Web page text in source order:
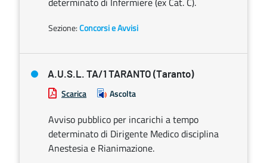
Sezione:Concorsi e Avvisi
A.U.S.L. TA/1 TARANTO (Taranto)
Scarica Ascolta
Avviso pubblico per incarichi a tempo
determinato di Dirigente Medico disciplina
Anestesia e Rianimazione.